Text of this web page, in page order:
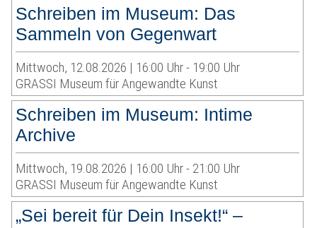
Schreiben im Museum: Das
Sammeln von Gegenwart
Mittwoch, 12.08.2026 | 16:00 Uhr - 19:00 Uhr
GRASSI Museum für Angewandte Kunst
Schreiben im Museum: Intime
Archive
Mittwoch, 19.08.2026 | 16:00 Uhr - 21:00 Uhr
GRASSI Museum für Angewandte Kunst
„Sei bereit für Dein Insekt!“ –